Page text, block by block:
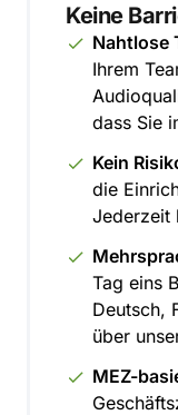
Keine
Nahtlose
Ihrem
dass Sie
Kein
die
Jederzeit
Tag eins
Deutsch,
über
MEZ-